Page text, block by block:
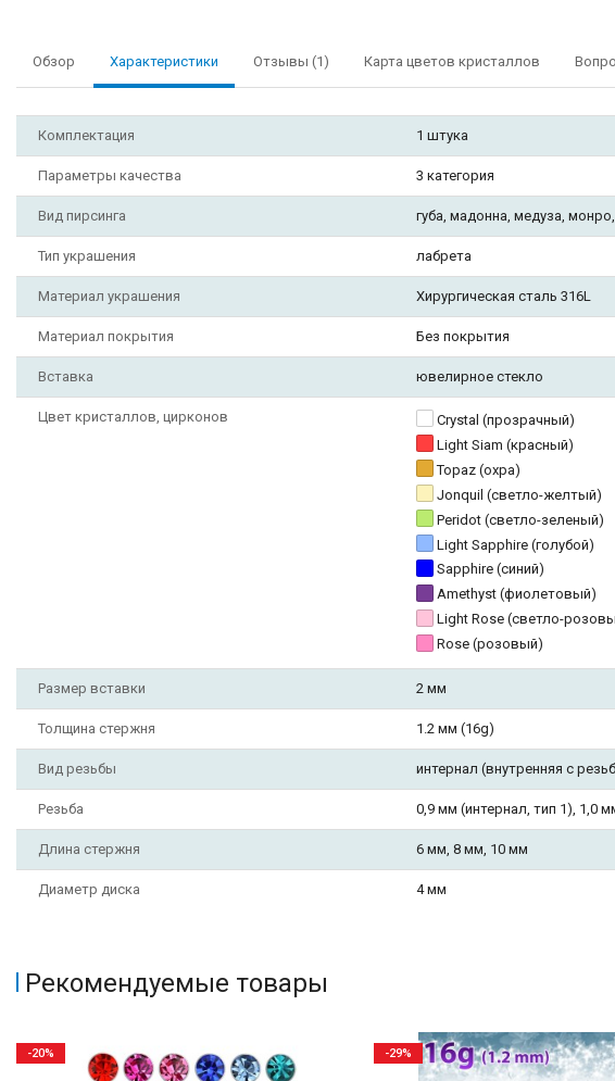
Обзор Характеристики Отзывы (1) Карта цветов кристаллов
Комплектация 1 штука
Параметры качества 3 категория
Вид пирсинга губа, мадонна, медуза,
Тип украшения лабрета
Материал украшения Хирургическая сталь 316L
Материал покрытия Без покрытия
Вставка ювелирное стекло
Цвет кристаллов, цирконов
Crystal (прозрачный)
Light Siam (красный)
Topaz (охра)
Jonquil (светло-желтый)
Peridot (светло-зеленый)
Light Sapphire (голубой)
Sapphire (синий)
Amethyst (фиолетовый)
Light Rose (светло-
Rose (розовый)
Размер вставки 2 мм
Толщина стержня 1.2 мм (16g)
Вид резьбы интернал (внутренняя с
Резьба 0,9 мм (интернал, тип 1), 1,0
Длина стержня 6 мм, 8 мм, 10 мм
Диаметр диска 4 мм
Рекомендуемые товары
-20% -29%